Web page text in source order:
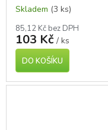
Skladem (3 ks)
85,12 Kč bez DPH
103 Kč / ks
DO KOŠÍKU